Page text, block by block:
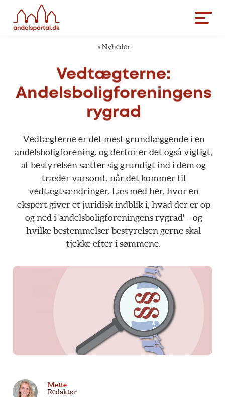
« Nyheder
Vedtægterne:
Andelsboligforeningens
rygrad
Vedtægterne er det mest grundlæggende i en
andelsboligforening, og derfor er det også vigtigt,
at bestyrelsen sætter sig grundigt ind i dem og
træder varsomt, når det kommer til
vedtægtsændringer. Læs med her, hvor en
ekspert giver et juridisk indblik i, hvad der er op
og ned i 'andelsboligforeningens rygrad' – og
hvilke bestemmelser bestyrelsen gerne skal
tjekke efter i sømmene.
Mette
Redaktør